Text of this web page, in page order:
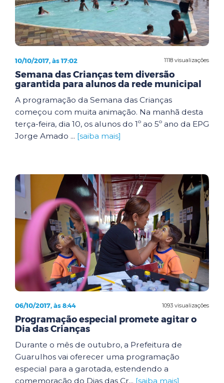
1118 visualizações
10/10/2017, às 17:02
Semana das Crianças tem diversão
garantida para alunos da rede municipal
A programação da Semana das Crianças
começou com muita animação. Na manhã desta
terça-feira, dia 10, os alunos do 1º ao 5º ano da EPG
Jorge Amado ... [saiba mais]
1093 visualizações
06/10/2017, às 8:44
Programação especial promete agitar o
Dia das Crianças
Durante o mês de outubro, a Prefeitura de
Guarulhos vai oferecer uma programação
especial para a garotada, estendendo a
comemoração do Dias das Cr... [saiba mais]